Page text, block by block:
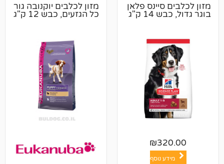
סיינס פלאן
ק"ג
מזון לכלבים יוקנובה גור
כל הגזעים, כבש 12 ק"ג